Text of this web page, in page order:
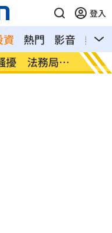
登入
資 熱門 影音
熱搜
銘：沒找仲
屏東
金